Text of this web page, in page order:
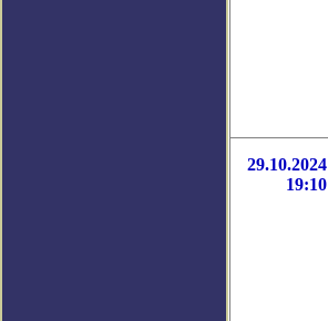
29.10.2024
19:10